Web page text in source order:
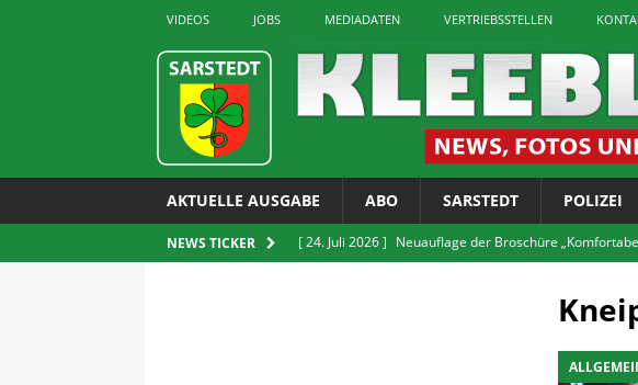
VIDEOS JOBS MEDIADATEN VERTRIEBSSTELLEN
AKTUELLE AUSGABE ABO SARSTEDT POLIZEI
NEWS TICKER [ 24. Juli 2026 ] Neuauflage der Broschüre
GUT Gruppe bittet zum Bürgerforum
Verkauf von E-Zigaretten: Landkreis